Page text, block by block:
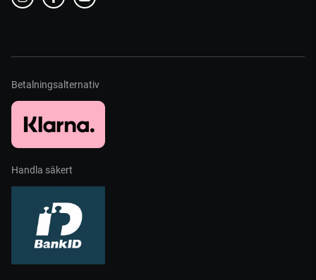
Betalningsalternativ
Handla säkert